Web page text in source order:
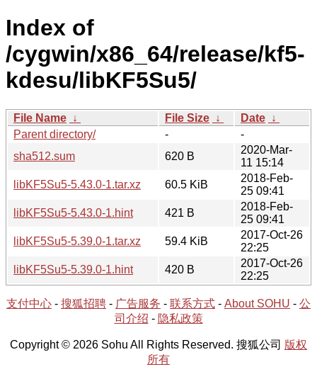
Index of
/cygwin/x86_64/release/kf5-
kdesu/libKF5Su5/
File Name ↓ File Size ↓ Date ↓
Parent directory/
-
-
sha512.sum
620 B
2020-Mar-
11 15:14
libKF5Su5-5.43.0-1.tar.xz
60.5 KiB
2018-Feb-
25 09:41
libKF5Su5-5.43.0-1.hint
421 B
2018-Feb-
25 09:41
libKF5Su5-5.39.0-1.tar.xz
59.4 KiB
2017-Oct-26
22:25
libKF5Su5-5.39.0-1.hint
420 B
2017-Oct-26
22:25
支付中心 - 搜狐招聘 - 广告服务 - 联系方式 - About SOHU - 公
司介绍 - 隐私政策
Copyright © 2026 Sohu All Rights Reserved. 搜狐公司 版权
所有